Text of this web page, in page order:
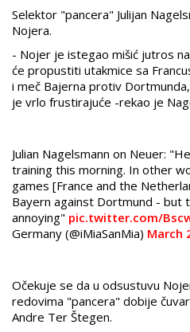
Selektor "pancera" Julijan
Nojera.
- Nojer je istegao mišić jutros
će propustiti utakmice sa
i meč Bajerna protiv
je vrlo frustirajuće -rekao je
Julian Nagelsmann on Neuer:
training this morning. In other
games [France and the
Bayern against Dortmund - but
annoying" pic.twitter.com/
Germany (@iMiaSanMia) March
Očekuje se da u odsustuvu
redovima "pancera" dobije
Andre Ter Štegen.